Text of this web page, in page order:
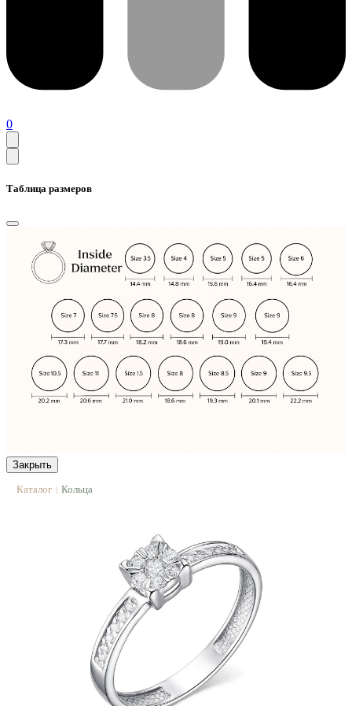
0
Таблица размеров
Закрыть
Каталог | Кольца